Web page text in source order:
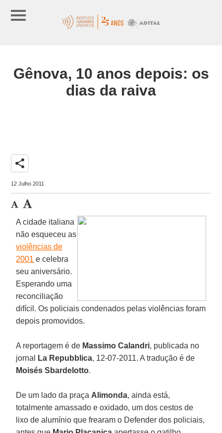
Gênova, 10 anos depois: os
dias da raiva
share
12 Julho 2011
A cidade italiana
não esqueceu as
violências de
2001 e celebra
seu aniversário.
Esperando uma
reconciliação
difícil. Os policiais condenados pelas violências foram
depois promovidos.
A reportagem é de Massimo Calandri, publicada no
jornal
La Repubblica, 12-07-2011. A tradução é de
Moisés Sbardelotto.
De um lado da praça Alimonda, ainda está,
totalmente amassado e oxidado, um dos cestos de
lixo de alumínio que frearam o Defender dos policiais,